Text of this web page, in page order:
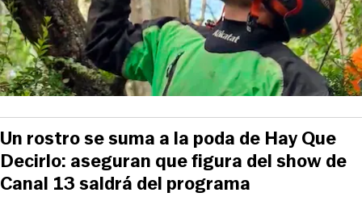
Un rostro se suma a la poda de Hay Que
Decirlo: aseguran que figura del show de
Canal 13 saldrá del programa